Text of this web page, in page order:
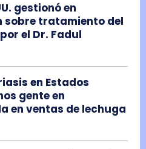
gestionó en
sobre tratamiento del
el Dr. Fadul
en Estados
gente en
en ventas de lechuga